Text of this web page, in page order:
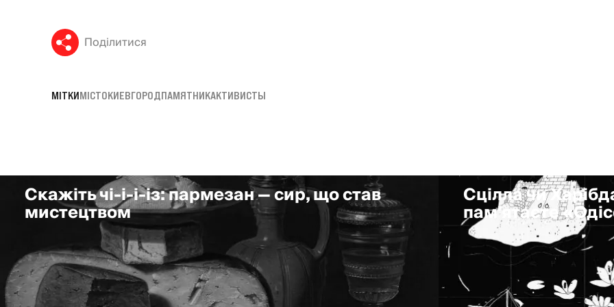
Поділитися
МІТКИМІСТОКИЕВГОРОДПАМЯТНИКАКТИВИСТЫ
Скажіть чі-і-і-із: пармезан — сир, що став
мистецтвом
Сцілла чи
пам'ятаєте